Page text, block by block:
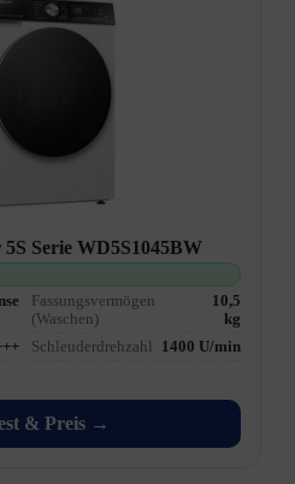
Serie WD5S1045BW
Fassungsvermögen
(Waschen)
10,5
kg
Schleuderdrehzahl 1400 U/min
& Preis →